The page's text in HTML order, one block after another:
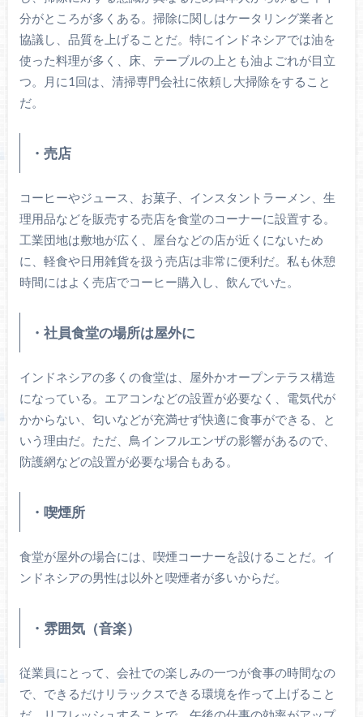
分がところが多くある。掃除に関しはケータリング業者と
協議し、品質を上げることだ。特にインドネシアでは油を
使った料理が多く、床、テーブルの上とも油よごれが目立
つ。月に1回は、清掃専門会社に依頼し大掃除をすること
だ。
・売店
コーヒーやジュース、お菓子、インスタントラーメン、生
理用品などを販売する売店を食堂のコーナーに設置する。
工業団地は敷地が広く、屋台などの店が近くにないため
に、軽食や日用雑貨を扱う売店は非常に便利だ。私も休憩
時間にはよく売店でコーヒー購入し、飲んでいた。
・社員食堂の場所は屋外に
インドネシアの多くの食堂は、屋外かオープンテラス構造
になっている。エアコンなどの設置が必要なく、電気代が
かからない、匂いなどが充満せず快適に食事ができる、と
いう理由だ。ただ、鳥インフルエンザの影響があるので、
防護網などの設置が必要な場合もある。
・喫煙所
食堂が屋外の場合には、喫煙コーナーを設けることだ。イ
ンドネシアの男性は以外と喫煙者が多いからだ。
・雰囲気（音楽）
従業員にとって、会社での楽しみの一つが食事の時間なの
で、できるだけリラックスできる環境を作って上げること